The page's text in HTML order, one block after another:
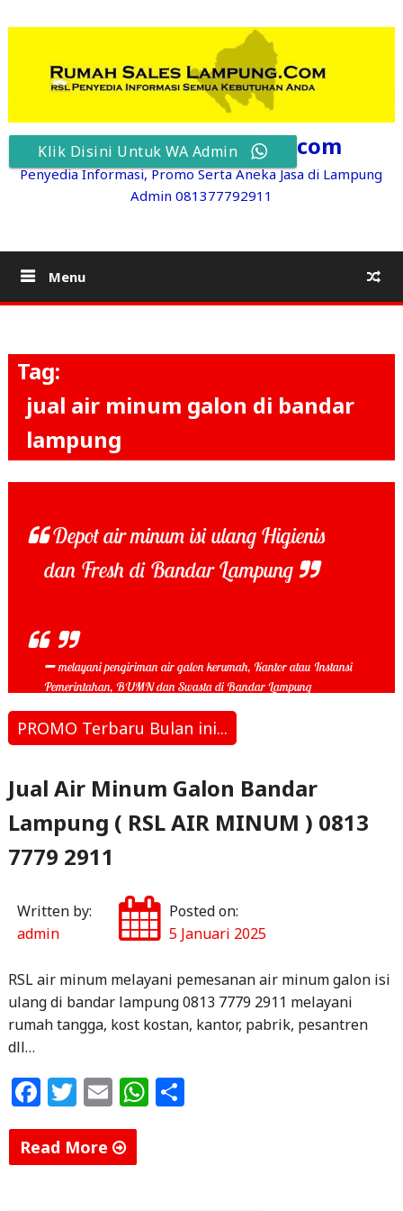
content
RumahSalesLampung.com
Penyedia Informasi, Promo Serta Aneka Jasa di Lampung
Admin 081377792911
Menu
Tag:
jual air minum galon di bandar
lampung
Depot air minum isi ulang Higienis
dan Fresh di Bandar Lampung
melayani pengiriman air galon kerumah, Kantor atau Instansi
Pemerintahan, BUMN dan Swasta di Bandar Lampung
PROMO Terbaru Bulan ini...
Jual Air Minum Galon Bandar
Lampung ( RSL AIR MINUM ) 0813
7779 2911
Written by:
admin
Posted on:
5 Januari 2025
RSL air minum melayani pemesanan air minum galon isi
ulang di bandar lampung 0813 7779 2911 melayani
rumah tangga, kost kostan, kantor, pabrik, pesantren
dll…
F
a
c
e
T
w
itt
e
E
m
ai
l
W S
Read More
Klik Disini Untuk WA Admin